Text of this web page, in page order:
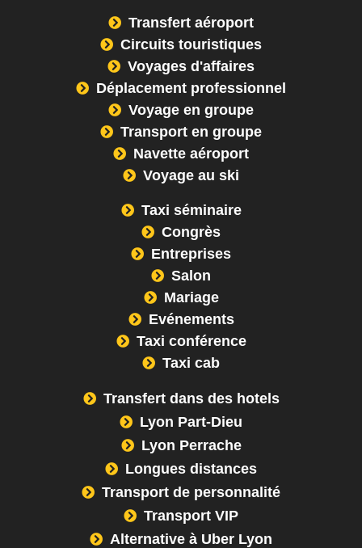
Transfert aéroport
Circuits touristiques
Voyages d'affaires
Déplacement professionnel
Voyage en groupe
Transport en groupe
Navette aéroport
Voyage au ski
Taxi séminaire
Congrès
Entreprises
Salon
Mariage
Evénements
Taxi conférence
Taxi cab
Transfert dans des hotels
Lyon Part-Dieu
Lyon Perrache
Longues distances
Transport de personnalité
Transport VIP
Alternative à Uber Lyon